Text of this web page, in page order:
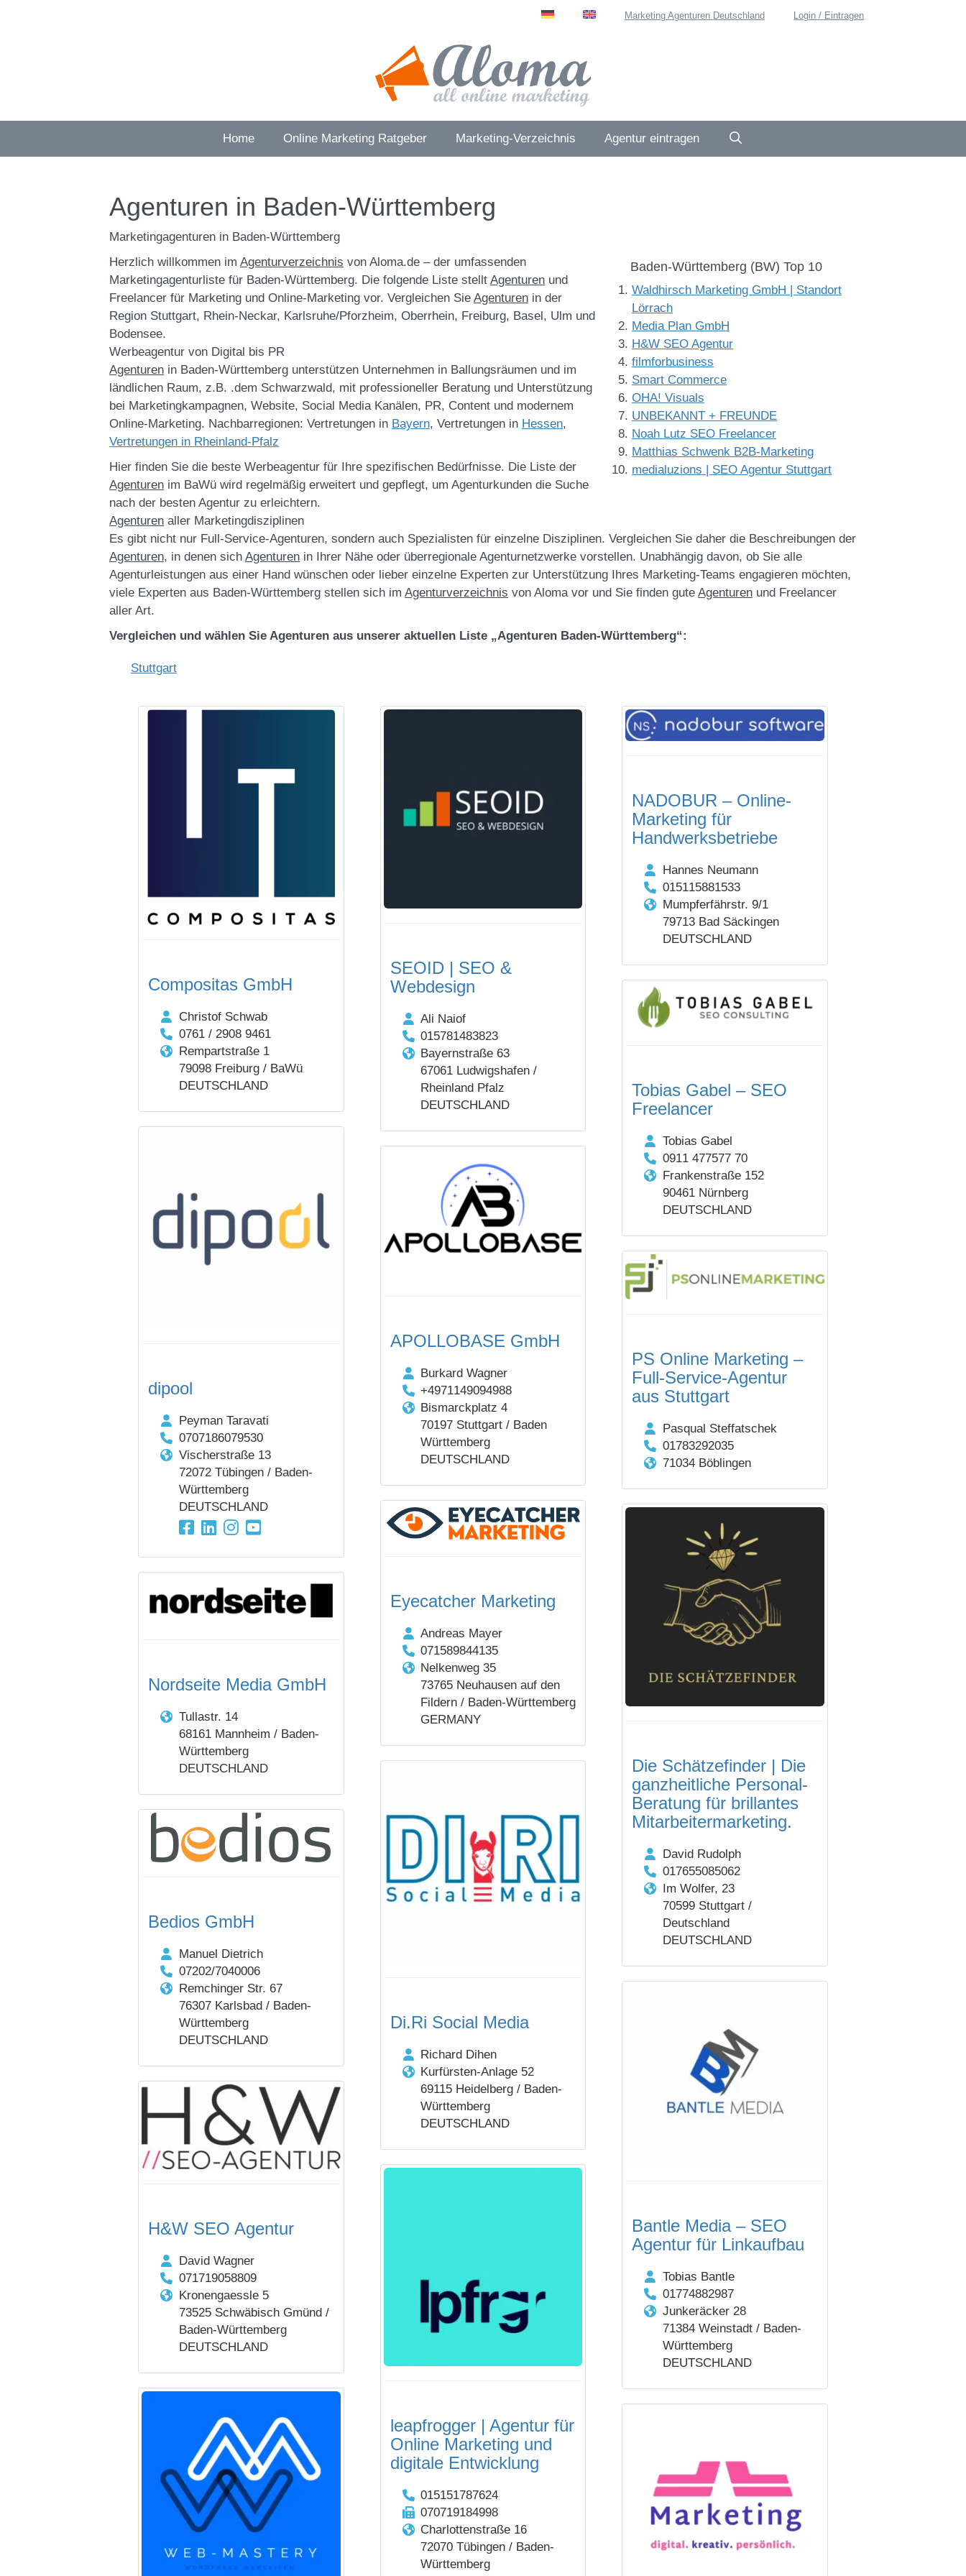
Marketing Agenturen Deutschland Login / Eintragen
Home Online Marketing Ratgeber Marketing-Verzeichnis Agentur eintragen
Agenturen in Baden-Württemberg
Marketingagenturen in Baden-Württemberg
Baden-Württemberg (BW) Top 10
Waldhirsch Marketing GmbH | Standort
Lörrach
Media Plan GmbH
H&W SEO Agentur
filmforbusiness
Smart Commerce
OHA! Visuals
UNBEKANNT + FREUNDE
Noah Lutz SEO Freelancer
Matthias Schwenk B2B-Marketing
medialuzions | SEO Agentur Stuttgart
Herzlich willkommen im Agenturverzeichnis von Aloma.de – der umfassenden
Marketingagenturliste für Baden-Württemberg. Die folgende Liste stellt Agenturen und
Freelancer für Marketing und Online-Marketing vor. Vergleichen Sie Agenturen in der
Region Stuttgart, Rhein-Neckar, Karlsruhe/Pforzheim, Oberrhein, Freiburg, Basel, Ulm und
Bodensee.
Werbeagentur von Digital bis PR
Agenturen in Baden-Württemberg unterstützen Unternehmen in Ballungsräumen und im
ländlichen Raum, z.B. .dem Schwarzwald, mit professioneller Beratung und Unterstützung
bei Marketingkampagnen, Website, Social Media Kanälen, PR, Content und modernem
Online-Marketing. Nachbarregionen: Vertretungen in Bayern, Vertretungen in Hessen,
Vertretungen in Rheinland-Pfalz
Hier finden Sie die beste Werbeagentur für Ihre spezifischen Bedürfnisse. Die Liste der
Agenturen im BaWü wird regelmäßig erweitert und gepflegt, um Agenturkunden die Suche
nach der besten Agentur zu erleichtern.
Agenturen aller Marketingdisziplinen
Es gibt nicht nur Full-Service-Agenturen, sondern auch Spezialisten für einzelne Disziplinen. Vergleichen Sie daher die Beschreibungen der
Agenturen, in denen sich Agenturen in Ihrer Nähe oder überregionale Agenturnetzwerke vorstellen. Unabhängig davon, ob Sie alle
Agenturleistungen aus einer Hand wünschen oder lieber einzelne Experten zur Unterstützung Ihres Marketing-Teams engagieren möchten,
viele Experten aus Baden-Württemberg stellen sich im Agenturverzeichnis von Aloma vor und Sie finden gute Agenturen und Freelancer
aller Art.
Vergleichen und wählen Sie Agenturen aus unserer aktuellen Liste „Agenturen Baden-Württemberg“:
Stuttgart
Compositas GmbH
Christof Schwab
0761 / 2908 9461
Rempartstraße 1
79098 Freiburg / BaWü
DEUTSCHLAND
dipool
Peyman Taravati
0707186079530
Vischerstraße 13
72072 Tübingen / Baden-
Württemberg
DEUTSCHLAND
Nordseite Media GmbH
Tullastr. 14
68161 Mannheim / Baden-
Württemberg
DEUTSCHLAND
Bedios GmbH
Manuel Dietrich
07202/7040006
Remchinger Str. 67
76307 Karlsbad / Baden-
Württemberg
DEUTSCHLAND
H&W SEO Agentur
David Wagner
071719058809
Kronengaessle 5
73525 Schwäbisch Gmünd /
Baden-Württemberg
DEUTSCHLAND
SEOID | SEO &
Webdesign
Ali Naiof
015781483823
Bayernstraße 63
67061 Ludwigshafen /
Rheinland Pfalz
DEUTSCHLAND
APOLLOBASE GmbH
Burkard Wagner
+4971149094988
Bismarckplatz 4
70197 Stuttgart / Baden
Württemberg
DEUTSCHLAND
Eyecatcher Marketing
Andreas Mayer
071589844135
Nelkenweg 35
73765 Neuhausen auf den
Fildern / Baden-Württemberg
GERMANY
Di.Ri Social Media
Richard Dihen
Kurfürsten-Anlage 52
69115 Heidelberg / Baden-
Württemberg
DEUTSCHLAND
leapfrogger | Agentur für
Online Marketing und
digitale Entwicklung
015151787624
070719184998
Charlottenstraße 16
72070 Tübingen / Baden-
Württemberg
NADOBUR – Online-
Marketing für
Handwerksbetriebe
Hannes Neumann
015115881533
Mumpferfährstr. 9/1
79713 Bad Säckingen
DEUTSCHLAND
Tobias Gabel – SEO
Freelancer
Tobias Gabel
0911 477577 70
Frankenstraße 152
90461 Nürnberg
DEUTSCHLAND
PS Online Marketing –
Full-Service-Agentur
aus Stuttgart
Pasqual Steffatschek
01783292035
71034 Böblingen
Die Schätzefinder | Die
ganzheitliche Personal-
Beratung für brillantes
Mitarbeitermarketing.
David Rudolph
017655085062
Im Wolfer, 23
70599 Stuttgart /
Deutschland
DEUTSCHLAND
Bantle Media – SEO
Agentur für Linkaufbau
Tobias Bantle
01774882987
Junkeräcker 28
71384 Weinstadt / Baden-
Württemberg
DEUTSCHLAND